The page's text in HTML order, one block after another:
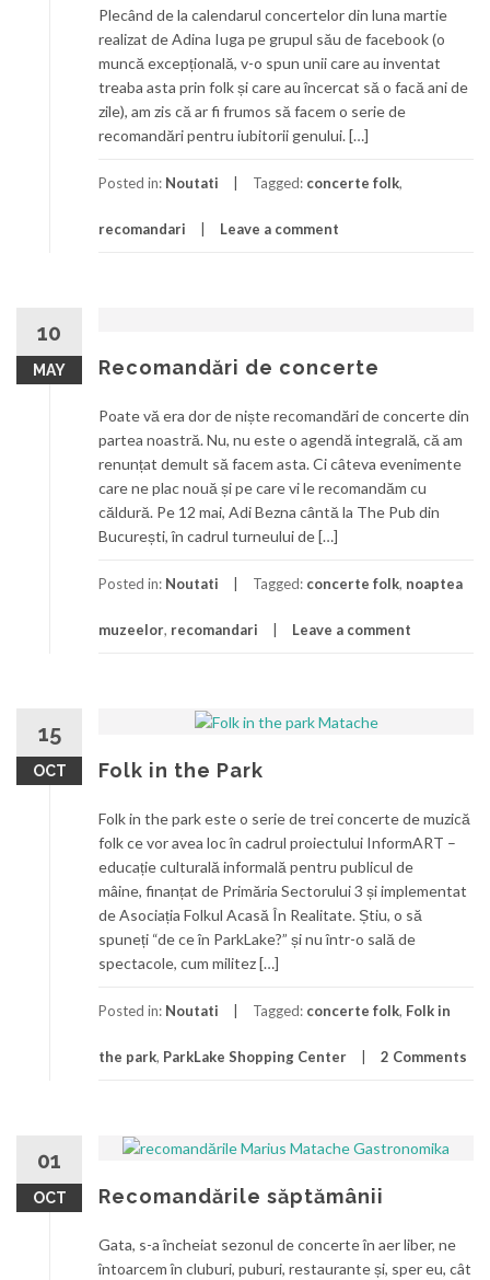
Plecând de la calendarul concertelor din luna martie
realizat de Adina Iuga pe grupul său de facebook (o
muncă excepțională, v-o spun unii care au inventat
treaba asta prin folk și care au încercat să o facă ani de
zile), am zis că ar fi frumos să facem o serie de
recomandări pentru iubitorii genului. […]
Posted in: Noutati Tagged: concerte folk,
recomandari Leave a comment
10
MAY Recomandări de concerte
Poate vă era dor de niște recomandări de concerte din
partea noastră. Nu, nu este o agendă integrală, că am
renunțat demult să facem asta. Ci câteva evenimente
care ne plac nouă și pe care vi le recomandăm cu
căldură. Pe 12 mai, Adi Bezna cântă la The Pub din
București, în cadrul turneului de […]
Posted in: Noutati Tagged: concerte folk, noaptea
muzeelor, recomandari Leave a comment
15
OCT Folk in the Park
Folk in the park este o serie de trei concerte de muzică
folk ce vor avea loc în cadrul proiectului InformART –
educație culturală informală pentru publicul de
mâine, finanțat de Primăria Sectorului 3 și implementat
de Asociația Folkul Acasă În Realitate. Știu, o să
spuneți “de ce în ParkLake?” și nu într-o sală de
spectacole, cum militez […]
Posted in: Noutati Tagged: concerte folk, Folk in
the park, ParkLake Shopping Center 2 Comments
01
OCT Recomandările săptămânii
Gata, s-a încheiat sezonul de concerte în aer liber, ne
întoarcem în cluburi, puburi, restaurante și, sper eu, cât